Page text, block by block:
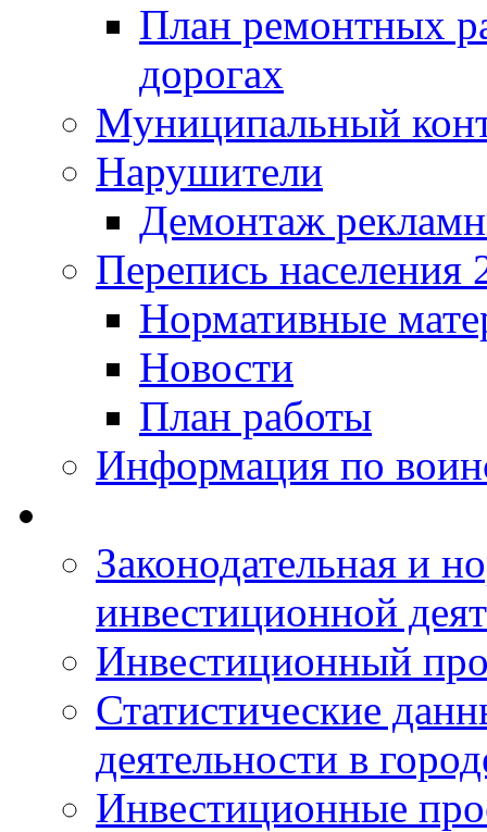
План ремонтных
дорогах
Муниципальный
Нарушители
Демонтаж
Перепись населения
Нормативные
Новости
План работы
Информация по
Законодательная и
инвестиционной
Инвестиционный
Статистические
деятельности в
Инвестиционные